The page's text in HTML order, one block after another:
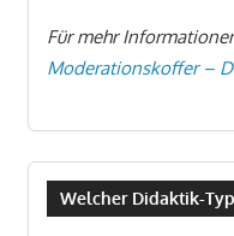
Für mehr
Moderationskoffer –
Welcher Didaktik-